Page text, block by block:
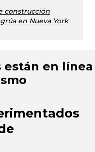
construcción
en Nueva York
están en línea